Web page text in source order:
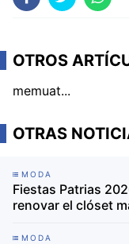
OTROS
memuat...
OTRAS
MODA
Fiestas Patrias
renovar el clóset
MODA